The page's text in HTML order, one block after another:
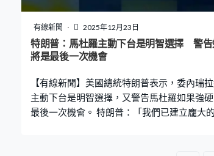
有線新聞 2025年12月23日
特朗普：馬杜羅主動下台是明智選擇 警告
將是最後一次機會
【有線新聞】美國總統特朗普表示，委內瑞
主動下台是明智選擇，又警告馬杜羅如果強
最後一次機會。 特朗普：「我們已建立龐大